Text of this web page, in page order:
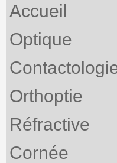
Accueil
Optique
Orthoptie
Réfractive
Cornée